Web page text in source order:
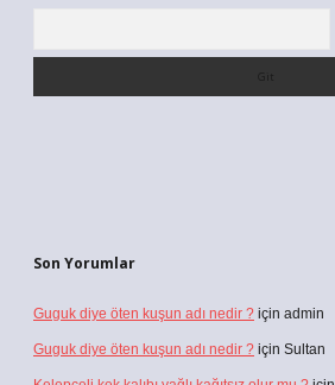
Son Yorumlar
Guguk diye öten kuşun adı nedir ? için admin
Guguk diye öten kuşun adı nedir ? için Sultan